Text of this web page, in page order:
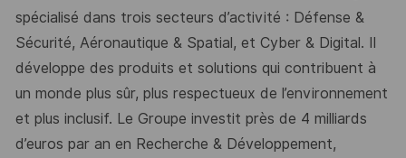
spécialisé dans trois secteurs d’activité : Défense &
Sécurité, Aéronautique & Spatial, et Cyber & Digital. Il
développe des produits et solutions qui contribuent à
un monde plus sûr, plus respectueux de l’environnement
et plus inclusif. Le Groupe investit près de 4 milliards
d’euros par an en Recherche & Développement,